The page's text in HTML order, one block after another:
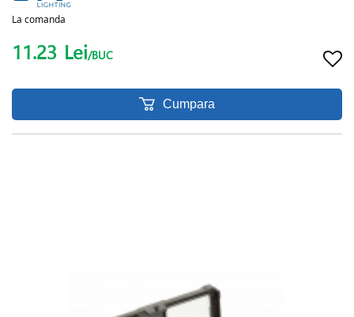
La comanda
11.23 Lei/BUC
Cumpara